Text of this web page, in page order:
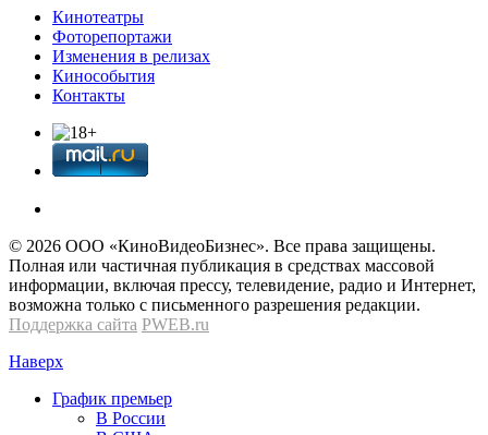
Кинотеатры
Фоторепортажи
Изменения в релизах
Кинособытия
Контакты
© 2026 OOО «КиноВидеоБизнес». Все права защищены.
Полная или частичная публикация в средствах массовой
информации, включая прессу, телевидение, радио и Интернет,
возможна только с письменного разрешения редакции.
Поддержка сайта PWEB.ru
Наверх
График премьер
В России